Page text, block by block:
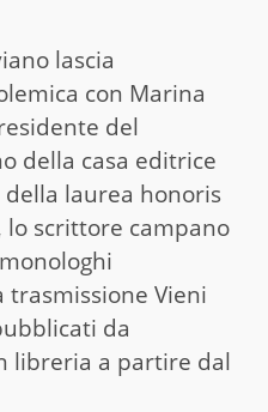
lascia
con Marina
del
della casa editrice
laurea honoris
lo scrittore campano
Vieni
da
libreria a partire dal